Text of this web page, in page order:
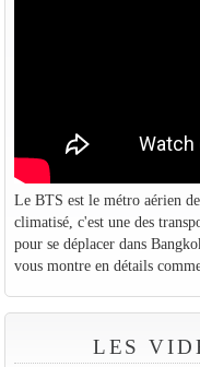
Le BTS est le métro aérien
climatisé, c'est une des
pour se déplacer dans
vous montre en détails
LES